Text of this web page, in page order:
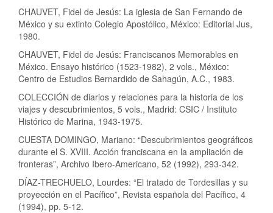
CHAUVET, Fidel de Jesús: La iglesia de San Fernando de
México y su extinto Colegio Apostólico, México: Editorial Jus,
1980.
CHAUVET, Fidel de Jesús: Franciscanos Memorables en
México. Ensayo histórico (1523-1982), 2 vols., México:
Centro de Estudios Bernardido de Sahagún, A.C., 1983.
COLECCIÓN de diarios y relaciones para la historia de los
viajes y descubrimientos, 5 vols., Madrid: CSIC / Instituto
Histórico de Marina, 1943-1975.
CUESTA DOMINGO, Mariano: “Descubrimientos geográficos
durante el S. XVIII. Acción franciscana en la ampliación de
fronteras”, Archivo Ibero-Americano, 52 (1992), 293-342.
DÍAZ-TRECHUELO, Lourdes: “El tratado de Tordesillas y su
proyección en el Pacífico”, Revista española del Pacífico, 4
(1994), pp. 5-12.